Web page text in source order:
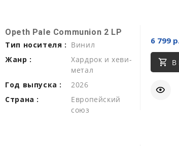
Opeth Pale Communion 2 LP
Тип носителя : Винил
Жанр :
Хардрок и хеви-
метал
Год выпуска :
2026
Страна :
Европейский
союз
6 799
В